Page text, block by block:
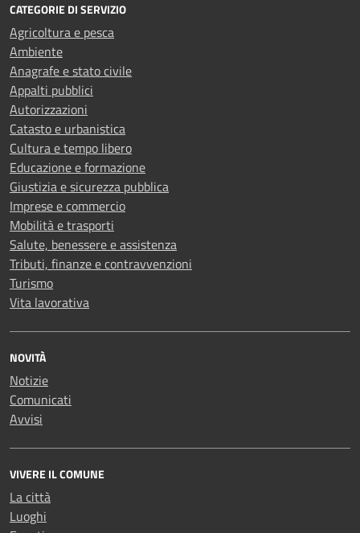
CATEGORIE DI SERVIZIO
Agricoltura e pesca
Ambiente
Anagrafe e stato civile
Appalti pubblici
Autorizzazioni
Catasto e urbanistica
Cultura e tempo libero
Educazione e formazione
Giustizia e sicurezza pubblica
Imprese e commercio
Mobilità e trasporti
Salute, benessere e assistenza
Tributi, finanze e contravvenzioni
Turismo
Vita lavorativa
NOVITÀ
Notizie
Comunicati
Avvisi
VIVERE IL COMUNE
La città
Luoghi